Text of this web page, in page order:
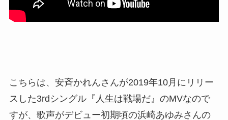
こちらは、安斉かれんさんが2019年10月にリリー
スした3rdシングル『人生は戦場だ』のMVなので
すが、歌声がデビュー初期頃の浜崎あゆみさんの